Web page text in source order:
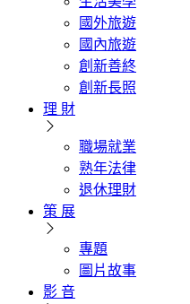
國外旅遊
國內旅遊
創新善終
創新長照
理 財
職場就業
熟年法律
退休理財
策 展
專題
圖片故事
影 音